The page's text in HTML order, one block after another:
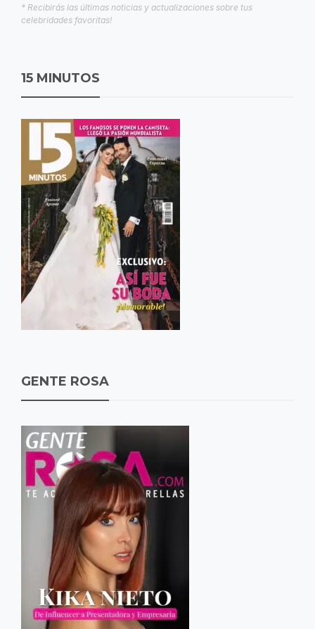
* Recibirás las últimas noticias y actualizaciones sobre tus
celebridades favoritas!
15 MINUTOS
GENTE ROSA